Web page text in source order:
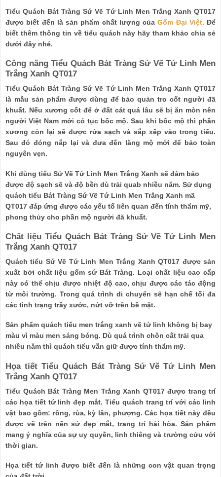
Tiểu Quách Bát Tràng Sứ Vẽ Tứ Linh Men Trắng Xanh QT017
được biết đến là sản phẩm chất lượng của Gốm Đại Việt. Để
biết thêm thông tin về tiểu quách này hãy tham khảo chia sẻ
dưới đây nhé.
Công năng Tiểu Quách Bát Tràng Sứ Vẽ Tứ Linh Men
Trắng Xanh QT017
Tiểu Quách Bát Tràng Sứ Vẽ Tứ Linh Men Trắng Xanh QT017
là mẫu sản phẩm được dùng để bảo quản tro cốt người đã
khuất. Nếu xương cốt để ở đất cát quá lâu sẽ bị ăn mòn nên
người Việt Nam mới có tục bốc mộ. Sau khi bốc mộ thì phần
xương còn lại sẽ được rửa sạch và sắp xếp vào trong tiểu.
Sau đó đóng nắp lại và đưa đến lăng mộ mới để bảo toàn
nguyên vẹn.
Khi dùng tiểu Sứ Vẽ Tứ Linh Men Trắng Xanh sẽ đảm bảo
được độ sạch sẽ và độ bền dù trải quab nhiều năm. Sử dụng
quách tiểu Bát Tràng Sứ Vẽ Tứ Linh Men Trắng Xanh mã
QT017 đáp ứng được các yếu tố liên quan đến tính thẩm mỹ,
phong thủy cho phần mộ người đã khuất.
Chất liệu Tiểu Quách Bát Tràng Sứ Vẽ Tứ Linh Men
Trắng Xanh QT017
Quách tiểu Sứ Vẽ Tứ Linh Men Trắng Xanh QT017 được sản
xuất bởi chất liệu gốm sứ Bát Tràng. Loại chất liệu cao cấp
này có thể chịu được nhiệt độ cao, chịu được các tác động
từ môi trường. Trong quá trình di chuyển sẽ hạn chế tối đa
các tình trạng trầy xước, nứt vỡ trên bề mặt.
Sản phẩm quách tiểu men trắng xanh vẽ tứ linh không bị bay
màu vì màu men sáng bóng. Dù quá trình chôn cất trải qua
nhiều năm thì quách tiểu vẫn giữ được tính thẩm mỹ.
Họa tiết Tiểu Quách Bát Tràng Sứ Vẽ Tứ Linh Men
Trắng Xanh QT017
Tiểu Quách Bát Tràng Men Trắng Xanh QT017 được trang trí
các họa tiết tứ linh đẹp mắt. Tiểu quách trang trí với các linh
vật bao gồm: rồng, rùa, kỳ lân, phượng. Các họa tiết này đều
được vẽ trên nền sứ đẹp mắt, trang trí hài hòa. Sản phẩm
mang ý nghĩa của sự uy quyền, linh thiêng và trường cửu với
thời gian.
Họa tiết tứ linh được biết đến là những con vật quan trọng